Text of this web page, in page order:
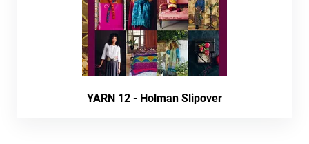
YARN 12 - Holman Slipover